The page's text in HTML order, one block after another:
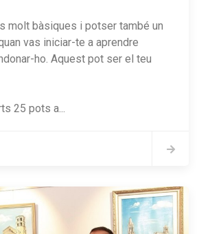
molt bàsiques i potser també un
vas iniciar-te a aprendre
ho. Aquest pot ser el teu
25 pots a...